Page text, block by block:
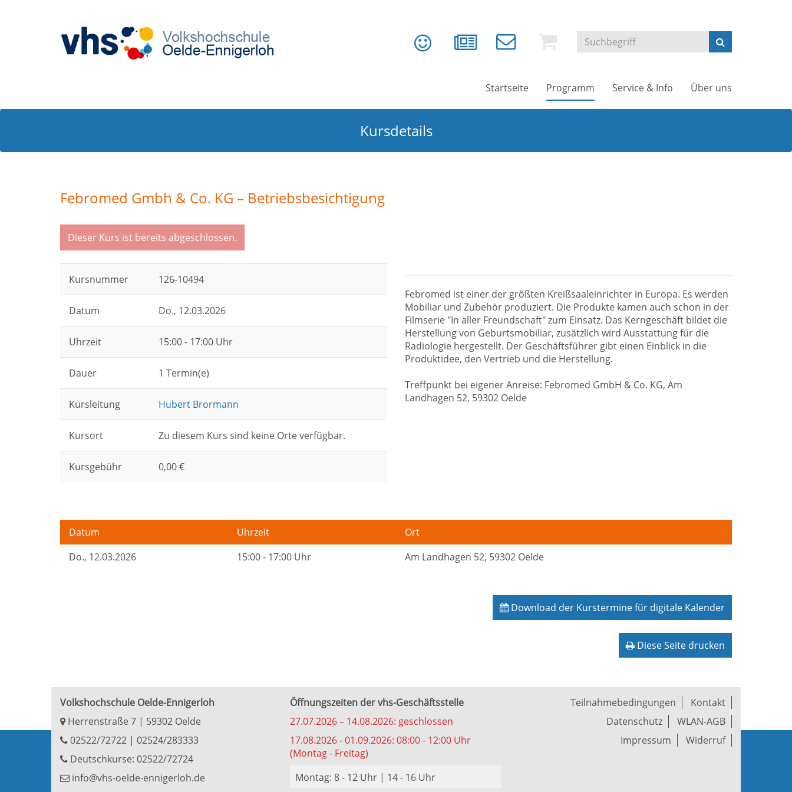
Startseite Programm Service & Info Über uns
Kursdetails
Febromed Gmbh & Co. KG – Betriebsbesichtigung
Dieser Kurs ist bereits abgeschlossen.
Kursnummer 126-10494
Datum Do., 12.03.2026
Uhrzeit 15:00 - 17:00 Uhr
Dauer 1 Termin(e)
Kursleitung Hubert Brormann
Kursort Zu diesem Kurs sind keine Orte verfügbar.
Kursgebühr 0,00 €
Febromed ist einer der größten Kreißsaaleinrichter in Europa. Es werden
Mobiliar und Zubehör produziert. Die Produkte kamen auch schon in der
Filmserie "In aller Freundschaft" zum Einsatz. Das Kerngeschäft bildet die
Herstellung von Geburtsmobiliar, zusätzlich wird Ausstattung für die
Radiologie hergestellt. Der Geschäftsführer gibt einen Einblick in die
Produktidee, den Vertrieb und die Herstellung.
Treffpunkt bei eigener Anreise: Febromed GmbH & Co. KG, Am
Landhagen 52, 59302 Oelde
Datum Uhrzeit
Ort
Do., 12.03.2026 15:00 - 17:00 Uhr Am Landhagen 52, 59302 Oelde
Download der Kurstermine für digitale Kalender
Diese Seite drucken
Volkshochschule Oelde-Ennigerloh
Herrenstraße 7 | 59302 Oelde
02522/72722 | 02524/283333
Deutschkurse: 02522/72724
info@vhs-oelde-ennigerloh.de
Öffnungszeiten der vhs-Geschäftsstelle
27.07.2026 – 14.08.2026: geschlossen
17.08.2026 - 01.09.2026: 08:00 - 12:00 Uhr
(Montag - Freitag)
Montag: 8 - 12 Uhr | 14 - 16 Uhr
Teilnahmebedingungen
Kontakt
Datenschutz
WLAN-AGB
Impressum
Widerruf